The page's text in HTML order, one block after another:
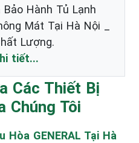
Hành Tủ Lạnh
Mát Tại Hà Nội _
Lượng.
tiết...
Các Thiết Bị
Chúng Tôi
Hòa GENERAL Tại Hà